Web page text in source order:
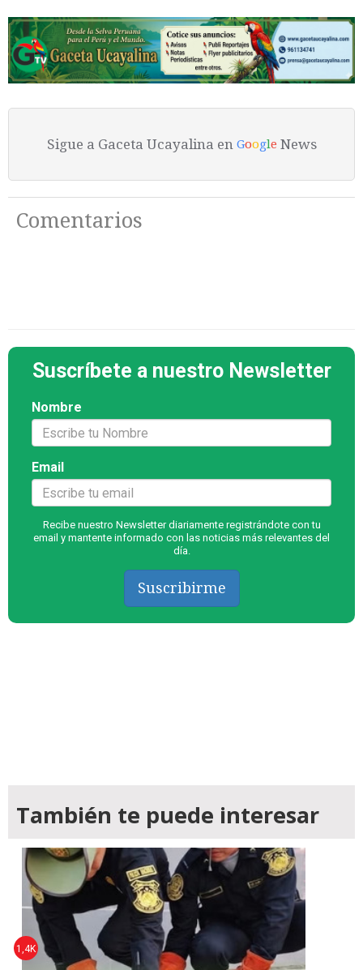
Sigue a Gaceta Ucayalina en Google News
Comentarios
Suscríbete a nuestro Newsletter
Nombre
Email
Recibe nuestro Newsletter diariamente registrándote con tu
email y mantente informado con las noticias más relevantes del
día.
Suscribirme
También te puede interesar
1,4K